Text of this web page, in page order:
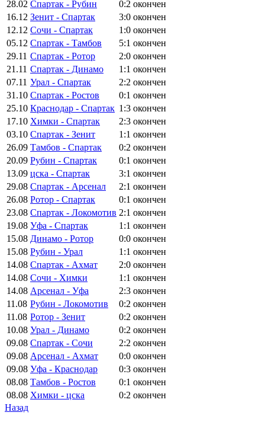
28.02 Спартак - Рубин 0:2 окончен
16.12 Зенит - Спартак 3:0 окончен
12.12 Сочи - Спартак 1:0 окончен
05.12 Спартак - Тамбов 5:1 окончен
29.11 Спартак - Ротор 2:0 окончен
21.11 Спартак - Динамо 1:1 окончен
07.11 Урал - Спартак 2:2 окончен
31.10 Спартак - Ростов 0:1 окончен
25.10 Краснодар - Спартак 1:3 окончен
17.10 Химки - Спартак 2:3 окончен
03.10 Спартак - Зенит 1:1 окончен
26.09 Тамбов - Спартак 0:2 окончен
20.09 Рубин - Спартак 0:1 окончен
13.09 цска - Спартак 3:1 окончен
29.08 Спартак - Арсенал 2:1 окончен
26.08 Ротор - Спартак 0:1 окончен
23.08 Спартак - Локомотив 2:1 окончен
19.08 Уфа - Спартак 1:1 окончен
15.08 Динамо - Ротор 0:0 окончен
15.08 Рубин - Урал 1:1 окончен
14.08 Спартак - Ахмат 2:0 окончен
14.08 Сочи - Химки 1:1 окончен
14.08 Арсенал - Уфа 2:3 окончен
11.08 Рубин - Локомотив 0:2 окончен
11.08 Ротор - Зенит 0:2 окончен
10.08 Урал - Динамо 0:2 окончен
09.08 Спартак - Сочи 2:2 окончен
09.08 Арсенал - Ахмат 0:0 окончен
09.08 Уфа - Краснодар 0:3 окончен
08.08 Тамбов - Ростов 0:1 окончен
08.08 Химки - цска 0:2 окончен
Назад